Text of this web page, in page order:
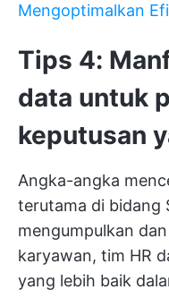
Mengoptimalkan
Tips 4:
data untuk
keputusan
Angka-angka
terutama di bidang
mengumpulkan
karyawan, tim HR
yang lebih baik